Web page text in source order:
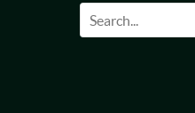
Zoekveld